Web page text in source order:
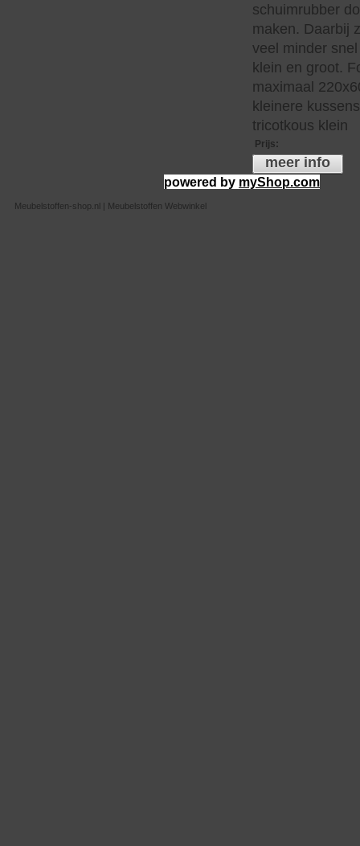
schuimrubber
maken. Daarbij
veel minder
klein en groot.
maximaal
kleinere
tricotkous klein
Prijs:
meer info
powered by myShop.com
Meubelstoffen-shop.nl | Meubelstoffen Webwinkel